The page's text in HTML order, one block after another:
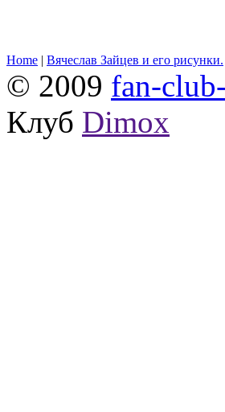
Home | Вячеслав Зайцев и его рисунки.
© 2009 fan-
Клуб Dimox